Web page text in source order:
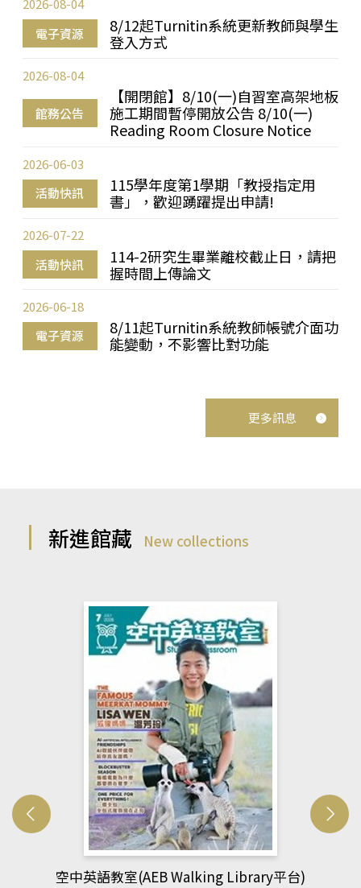
電子資源
8/12起Turnitin系統更新教師與學生
登入方式
2026-08-04
館務公告
【開閉館】8/10(一)自習室高架地板
施工期間暫停開放公告 8/10(一)
Reading Room Closure Notice
2026-08-04
活動快訊
115學年度第1學期「教授指定用
書」，歡迎踴躍提出申請!
2026-06-03
活動快訊
114-2研究生畢業離校截止日，請把
握時間上傳論文
2026-07-22
電子資源
8/11起Turnitin系統教師帳號介面功
能變動，不影響比對功能
2026-06-18
更多訊息
新進館藏 New collections
網管人(kono平台)